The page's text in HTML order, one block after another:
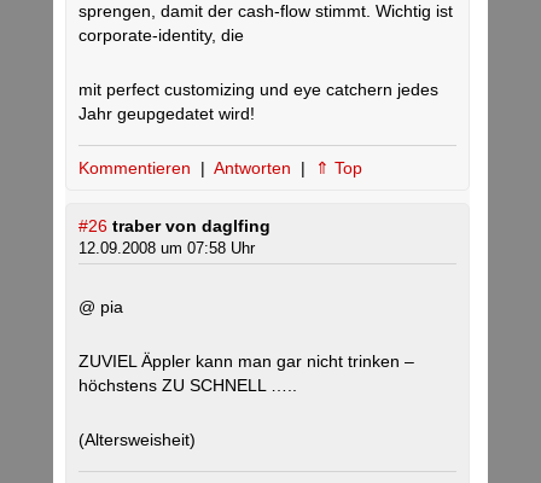
sprengen, damit der cash-flow stimmt. Wichtig ist
corporate-identity, die
mit perfect customizing und eye catchern jedes
Jahr geupgedatet wird!
Kommentieren | Antworten | ⇑ Top
#26 traber von daglfing
12.09.2008 um 07:58 Uhr
@ pia
ZUVIEL Äppler kann man gar nicht trinken –
höchstens ZU SCHNELL …..
(Altersweisheit)